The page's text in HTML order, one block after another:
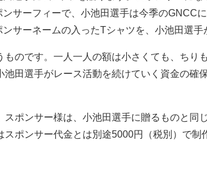
ンサーフィーで、小池田選手は今季のGNCC
ンサーネームの入ったTシャツを、小池田選手
ものです。一人一人の額は小さくても、ち
池田選手がレース活動を続けていく資金の確
スポンサー様は、小池田選手に贈るものと同
スポンサー代金とは別途5000円（税別）で制